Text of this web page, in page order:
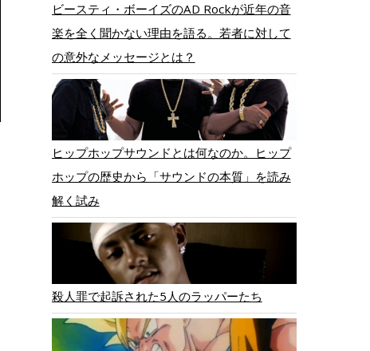
ビースティ・ボーイズのAD Rockが近年の音
楽を全く聞かない理由を語る。若者に対して
の意外なメッセージとは？
ヒップホップサウンドとは何なのか。ヒップ
ホップの歴史から「サウンドの本質」を読み
解く試み
殺人罪で起訴された5人のラッパーたち